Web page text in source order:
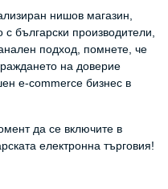
нишов магазин,
български производители,
подход, помнете, че
на доверие
e-commerce бизнес в
да се включите в
електронна търговия!